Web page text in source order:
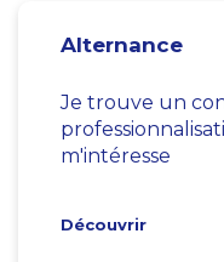
Alternance
Je trouve un
m'intéresse
Découvrir